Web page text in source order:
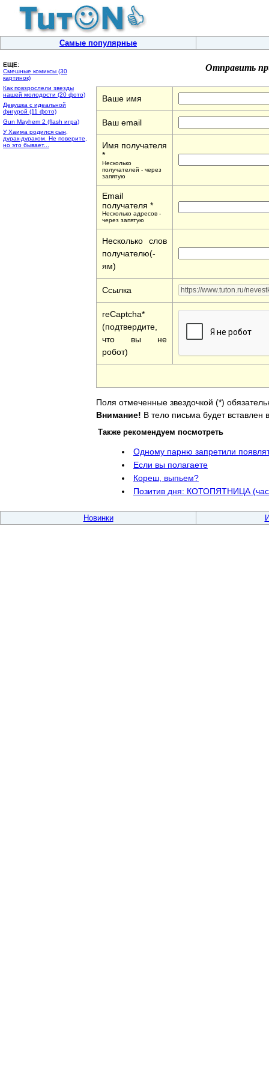
Самые популярные
ЕЩЕ:
Смешные комиксы (30
картинок)
Как повзрослели звезды
нашей молодости (20 фото)
Девушка с идеальной
фигурой (11 фото)
Gun Mayhem 2 (flash игра)
У Хаима родился сын,
дурак-дураком. Не поверите,
но это бывает...
Отправить
Ваше имя
Ваш email
Имя получателя
*
Несколько
получателей - через
запятую
Email
получателя *
Несколько адресов -
через запятую
Несколько слов
получателю(-
ям)
Ссылка
reCaptcha*
(подтвердите,
что вы не
робот)
Поля отмеченные звездочкой (*)
Внимание! В тело письма будет
Также рекомендуем посмотреть
Одному парню запретили
Если вы полагаете
Кореш, выпьем?
Позитив дня: КОТОПЯТНИЦА
Новинки